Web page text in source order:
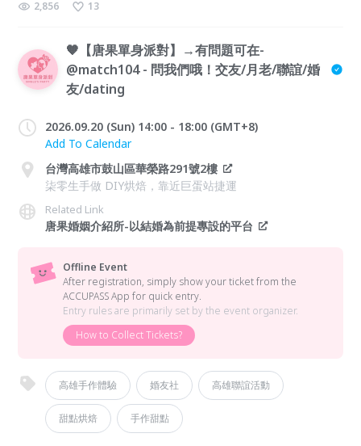
2,856 13
🧡【唐果單身派對】→有問題可在-
@match104 - 問我們哦！交友/月老/聯誼/婚
友/dating
2026.09.20 (Sun) 14:00 - 18:00 (GMT+8)
Add To Calendar
台灣高雄市鼓山區華榮路291號2樓
柒零生手做 DIY烘焙，靠近巨蛋站捷運
Related Link
唐果婚姻介紹所-以結婚為前提專設的平台
Offline Event
After registration, simply show your ticket from the
ACCUPASS App for quick entry.
Entry rules are primarily set by the event organizer.
How to Collect Tickets?
高雄手作體驗 婚友社 高雄聯誼活動
甜點烘焙 手作甜點